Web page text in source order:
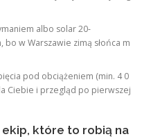
albo solar 20-
w Warszawie zimą słońca m
pod obciążeniem (min. 4 0
Ciebie i przegląd po pierwszej
które to robią na